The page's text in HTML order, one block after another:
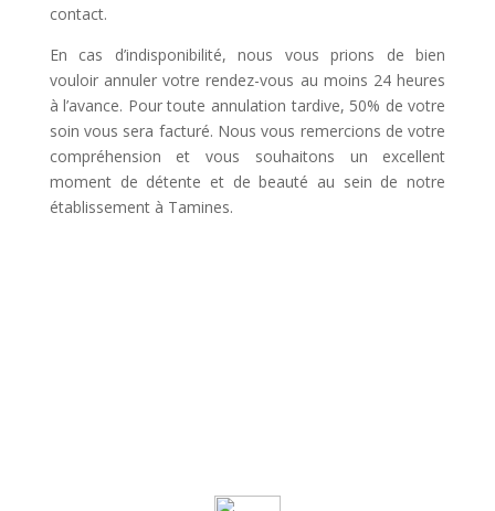
contact.
En cas d’indisponibilité, nous vous prions de bien
vouloir annuler votre rendez-vous au moins 24 heures
à l’avance. Pour toute annulation tardive, 50% de votre
soin vous sera facturé. Nous vous remercions de votre
compréhension et vous souhaitons un excellent
moment de détente et de beauté au sein de notre
établissement à Tamines.